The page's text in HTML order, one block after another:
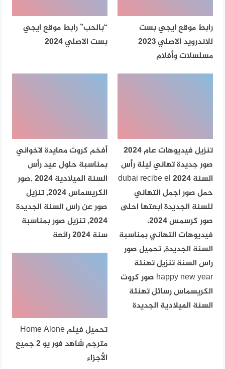
رابط موقع ايجي بست
للاندرويد الاصلي 2023
مسلسلات وأفلام
“بالحب” رابط موقع ايجي
بست الاصلي 2024
تنزيل فيديوهات عام 2024
صور جديدة تهاني ليلة رأس
السنة dubai recibe el 2024
حمل صور اجمل التهاني
للسنة الجديدة ابعتها احلى
صور كرسمس 2024،
فيديوهات التهاني بمناسبة
السنة الجديدة, تحميل صور
راس السنة تنزيل تهنئة
happy new year صور كروت
الكريسماس رسائل تهنئة
السنة الميلادية الجديدة
أفخم كروت معايدة لاخواني
بمناسبة حلول عيد رأس
السنة الميلادية 2024 ,صور
الكريسماس 2024, تنزيل
صور عن راس السنة الجديدة
2024, تنزيل صور بمناسبة
سنة 2024 رائعة
تحميل فيلم Home Alone
مترجم شاهد فور يو 2 جميع
الأجزاء